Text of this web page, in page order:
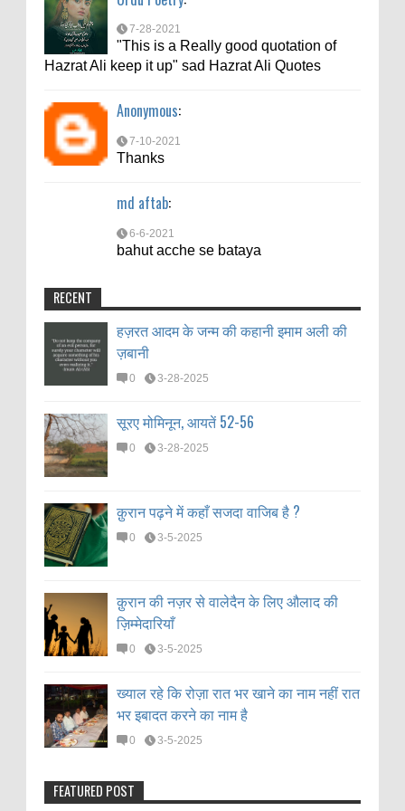
7-28-2021
"This is a Really good quotation of
Hazrat Ali keep it up" sad Hazrat Ali Quotes
Anonymous:
7-10-2021
Thanks
md aftab:
6-6-2021
bahut acche se bataya
RECENT
हज़रत आदम के जन्म की कहानी इमाम अली की
ज़बानी
0 3-28-2025
सूरए मोमिनून, आयतें 52-56
0 3-28-2025
क़ुरान पढ़ने में कहाँ सजदा वाजिब है ?
0 3-5-2025
क़ुरान की नज़र से वालेदैन के लिए औलाद की
ज़िम्मेदारियाँ
0 3-5-2025
ख्याल रहे कि रोज़ा रात भर खाने का नाम नहीं रात
भर इबादत करने का नाम है
0 3-5-2025
FEATURED POST